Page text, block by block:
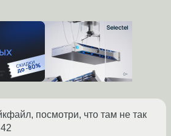
посмотри, что там не так